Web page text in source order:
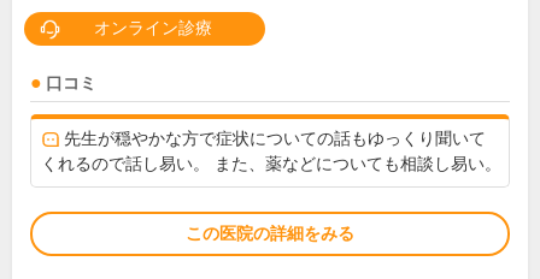
オンライン診療
口コミ
先生が穏やかな方で症状についての話もゆっくり聞いて
くれるので話し易い。 また、薬などについても相談し易い。
この医院の詳細をみる